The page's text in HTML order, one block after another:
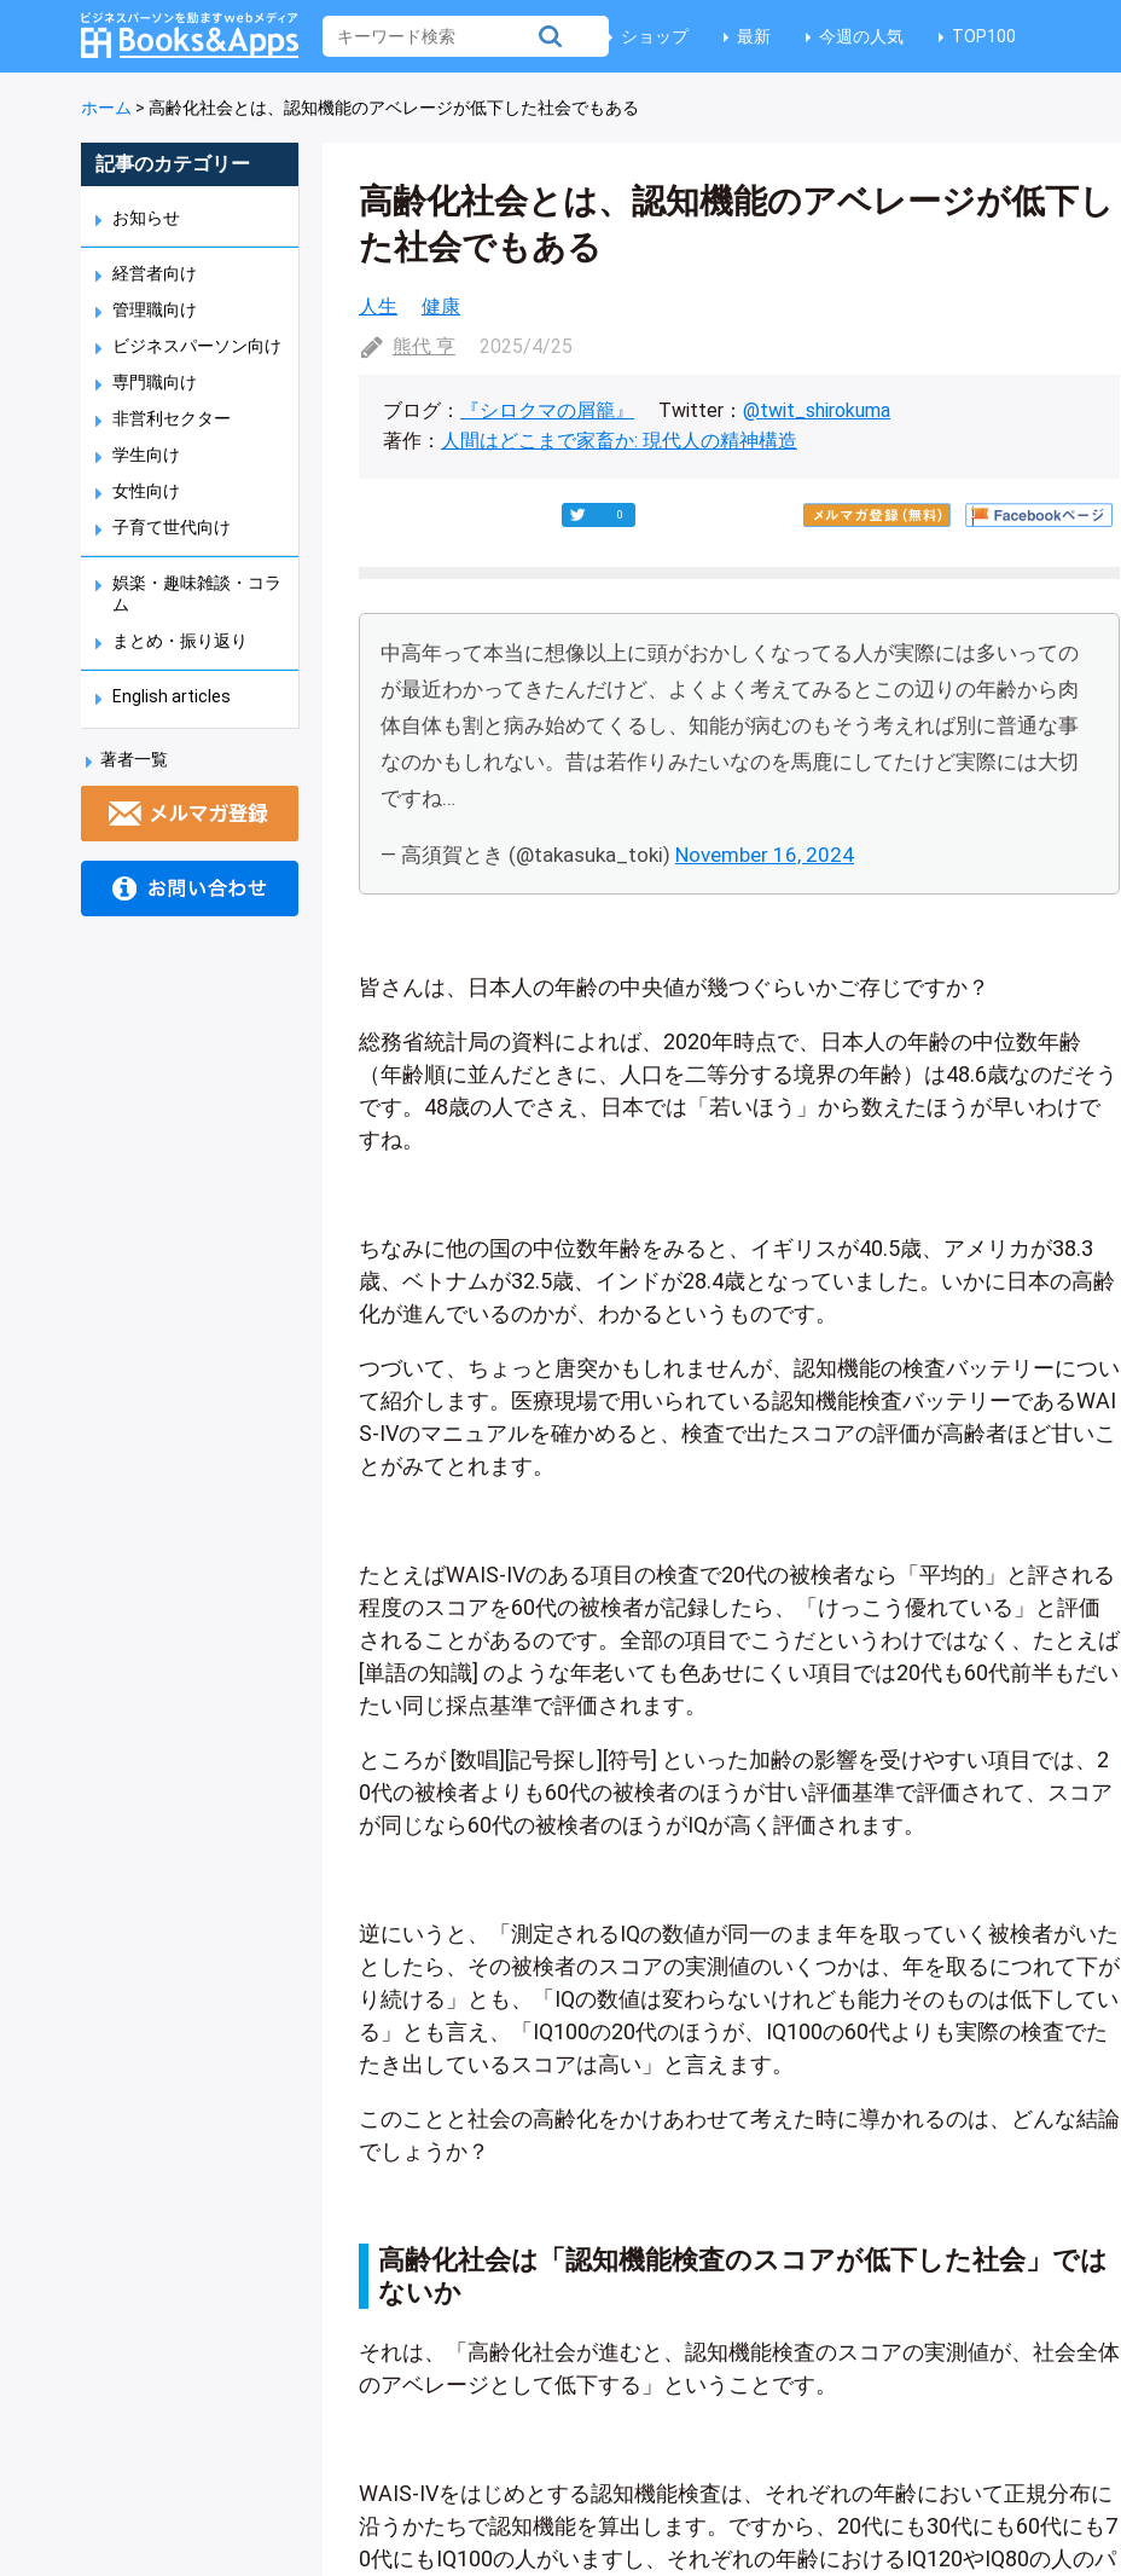
ショップ 最新 今週の人気 TOP100
ホーム > 高齢化社会とは、認知機能のアベレージが低下した社会でもある
記事のカテゴリー
お知らせ
経営者向け
管理職向け
ビジネスパーソン向け
専門職向け
非営利セクター
学生向け
女性向け
子育て世代向け
娯楽・趣味雑談・コラ
ム
まとめ・振り返り
English articles
著者一覧
高齢化社会とは、認知機能のアベレージが低下し
た社会でもある
人生
健康
熊代 亨
2025/4/25
ブログ： 『シロクマの屑籠』 Twitter： @twit_shirokuma
著作： 人間はどこまで家畜か: 現代人の精神構造
0
中高年って本当に想像以上に頭がおかしくなってる人が実際には多いっての
が最近わかってきたんだけど、よくよく考えてみるとこの辺りの年齢から肉
体自体も割と病み始めてくるし、知能が病むのもそう考えれば別に普通な事
なのかもしれない。昔は若作りみたいなのを馬鹿にしてたけど実際には大切
ですね…
— 高須賀とき (@takasuka_toki) November 16, 2024
皆さんは、日本人の年齢の中央値が幾つぐらいかご存じですか？
総務省統計局の資料によれば、2020年時点で、日本人の年齢の中位数年齢
（年齢順に並んだときに、人口を二等分する境界の年齢）は48.6歳なのだそう
です。48歳の人でさえ、日本では「若いほう」から数えたほうが早いわけで
すね。
ちなみに他の国の中位数年齢をみると、イギリスが40.5歳、アメリカが38.3
歳、ベトナムが32.5歳、インドが28.4歳となっていました。いかに日本の高齢
化が進んでいるのかが、わかるというものです。
つづいて、ちょっと唐突かもしれませんが、認知機能の検査バッテリーについ
て紹介します。医療現場で用いられている認知機能検査バッテリーであるWAI
S-IVのマニュアルを確かめると、検査で出たスコアの評価が高齢者ほど甘いこ
とがみてとれます。
たとえばWAIS-IVのある項目の検査で20代の被検者なら「平均的」と評される
程度のスコアを60代の被検者が記録したら、「けっこう優れている」と評価
されることがあるのです。全部の項目でこうだというわけではなく、たとえば
[単語の知識] のような年老いても色あせにくい項目では20代も60代前半もだい
たい同じ採点基準で評価されます。
ところが [数唱][記号探し][符号] といった加齢の影響を受けやすい項目では、2
0代の被検者よりも60代の被検者のほうが甘い評価基準で評価されて、スコア
が同じなら60代の被検者のほうがIQが高く評価されます。
逆にいうと、「測定されるIQの数値が同一のまま年を取っていく被検者がいた
としたら、その被検者のスコアの実測値のいくつかは、年を取るにつれて下が
り続ける」とも、「IQの数値は変わらないけれども能力そのものは低下してい
る」とも言え、「IQ100の20代のほうが、IQ100の60代よりも実際の検査でた
たき出しているスコアは高い」と言えます。
このことと社会の高齢化をかけあわせて考えた時に導かれるのは、どんな結論
でしょうか？
高齢化社会は「認知機能検査のスコアが低下した社会」では
ないか
それは、「高齢化社会が進むと、認知機能検査のスコアの実測値が、社会全体
のアベレージとして低下する」ということです。
WAIS-IVをはじめとする認知機能検査は、それぞれの年齢において正規分布に
沿うかたちで認知機能を算出します。ですから、20代にも30代にも60代にも7
0代にもIQ100の人がいますし、それぞれの年齢におけるIQ120やIQ80の人のパ